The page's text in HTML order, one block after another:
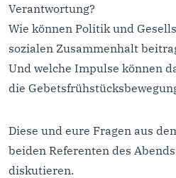
Verantwortung?
Wie können Politik und
sozialen Zusammenhalt
Und welche Impulse können
die
Diese und eure Fragen aus
beiden Referenten des
diskutieren.